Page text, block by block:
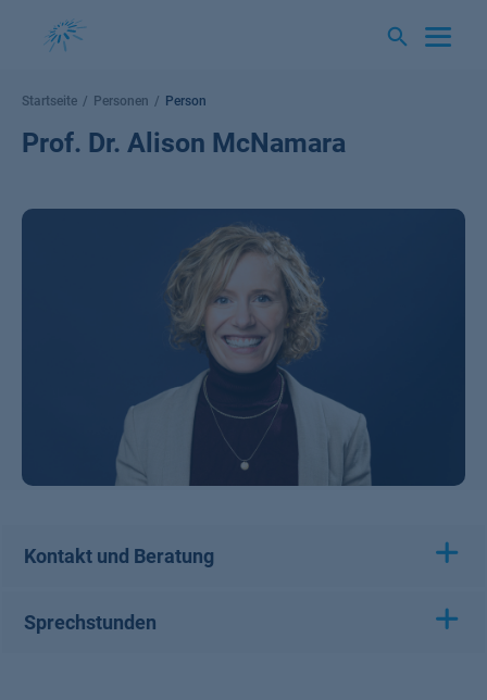
Startseite Personen Person
Prof. Dr. Alison McNamara
Kontakt und Beratung
Sprechstunden